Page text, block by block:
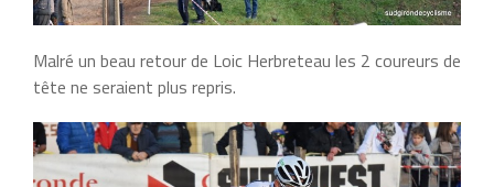
Malré un beau retour de Loic Herbreteau les 2 coureurs de
tête ne seraient plus repris.